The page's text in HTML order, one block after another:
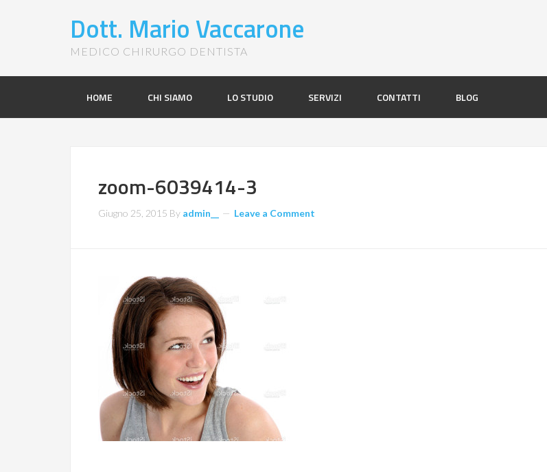
Dott. Mario Vaccarone
MEDICO CHIRURGO DENTISTA
HOME CHI SIAMO LO STUDIO SERVIZI CONTATTI BLOG
zoom-6039414-3
Giugno 25, 2015 By admin__ Leave a Comment